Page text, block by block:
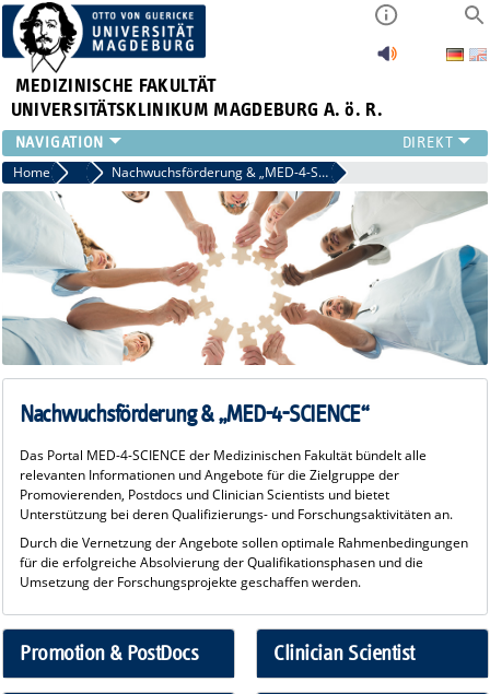
MEDIZINISCHE FAKULTÄT
UNIVERSITÄTSKLINIKUM MAGDEBURG A. ö. R.
INSTITUTE
KLINIKEN
ZENTRALE EINRICHTUNGEN
FORSCHUNG
PRESSE
ÜBER UNS
INTERNATIONAL
INTRANET
Home Referat für Gleichstellung, Diversität und Nachwuchsentwicklung
Nachwuchsförderung & „MED-4-SCIENCE“
Nachwuchsförderung & „MED-4-SCIENCE“
Das Portal MED-4-SCIENCE der Medizinischen Fakultät bündelt alle
relevanten Informationen und Angebote für die Zielgruppe der
Promovierenden, Postdocs und Clinician Scientists und bietet
Unterstützung bei deren Qualifizierungs- und Forschungsaktivitäten an.
Durch die Vernetzung der Angebote sollen optimale Rahmenbedingungen
für die erfolgreiche Absolvierung der Qualifikationsphasen und die
Umsetzung der Forschungsprojekte geschaffen werden.
Promotion & PostDocs Clinician Scientist